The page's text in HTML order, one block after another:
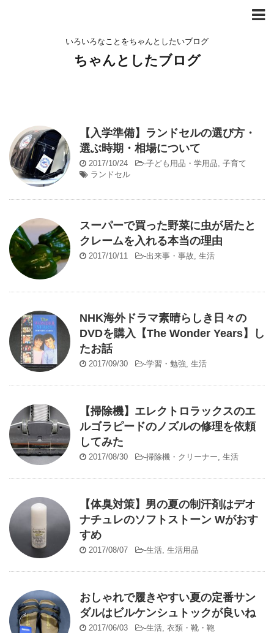
いろいろなことをちゃんとしたいブログ
ちゃんとしたブログ
【入学準備】ランドセルの選び方・
選ぶ時期・相場について
2017/10/24 -子ども用品・学用品, 子育て
ランドセル
スーパーで買った野菜に虫が居たと
クレームを入れる本当の理由
2017/10/11 -出来事・事故, 生活
NHK海外ドラマ素晴らしき日々の
DVDを購入【The Wonder Years】し
たお話
2017/09/30 -学習・勉強, 生活
【掃除機】エレクトロラックスのエ
ルゴラピードのノズルの修理を依頼
してみた
2017/08/30 -掃除機・クリーナー, 生活
【体臭対策】男の夏の制汗剤はデオ
ナチュレのソフトストーン Wがおす
すめ
2017/08/07 -生活, 生活用品
おしゃれで履きやすい夏の定番サン
ダルはビルケンシュトックが良いね
2017/06/03 -生活, 衣類・靴・鞄